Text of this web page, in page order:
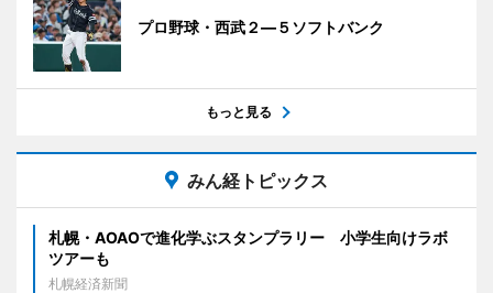
プロ野球・西武２―５ソフトバンク
もっと見る
みん経トピックス
札幌・AOAOで進化学ぶスタンプラリー 小学生向けラボ
ツアーも
札幌経済新聞